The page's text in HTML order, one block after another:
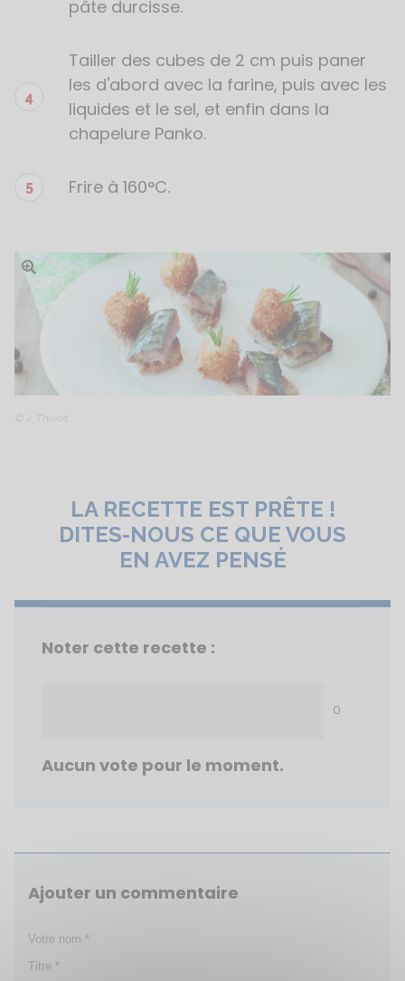
pâte durcisse.
Tailler des cubes de 2 cm puis paner
les d'abord avec la farine, puis avec les
liquides et le sel, et enfin dans la
chapelure Panko.
Frire à 160°C.
Ouvrir l'image
© J. Thiriot
LA RECETTE EST PRÊTE !
DITES-NOUS CE QUE VOUS
EN AVEZ PENSÉ
Noter cette recette :
0
Aucun vote pour le moment.
Ajouter un commentaire